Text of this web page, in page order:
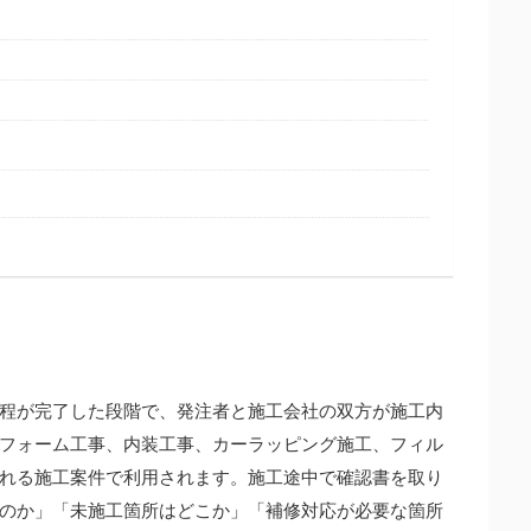
が完了した段階で、発注者と施工会社の双方が施工内
ォーム工事、内装工事、カーラッピング施工、フィル
る施工案件で利用されます。施工途中で確認書を取り
か」「未施工箇所はどこか」「補修対応が必要な箇所